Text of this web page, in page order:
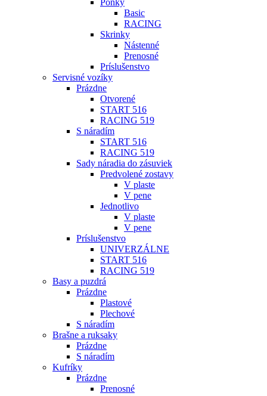
Ponky
Basic
RACING
Skrinky
Nástenné
Prenosné
Príslušenstvo
Servisné vozíky
Prázdne
Otvorené
START 516
RACING 519
S náradím
START 516
RACING 519
Sady náradia do zásuviek
Predvolené zostavy
V plaste
V pene
Jednotlivo
V plaste
V pene
Príslušenstvo
UNIVERZÁLNE
START 516
RACING 519
Basy a puzdrá
Prázdne
Plastové
Plechové
S náradím
Brašne a ruksaky
Prázdne
S náradím
Kufríky
Prázdne
Prenosné